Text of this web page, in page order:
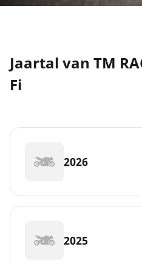
Jaartal van TM
Fi
2026
2025